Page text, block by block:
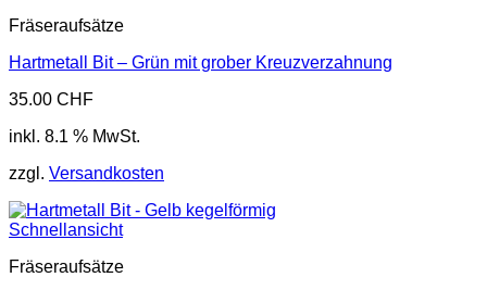
Fräseraufsätze
Hartmetall Bit – Grün mit grober Kreuzverzahnung
35.00 CHF
inkl. 8.1 % MwSt.
zzgl. Versandkosten
Schnellansicht
Fräseraufsätze